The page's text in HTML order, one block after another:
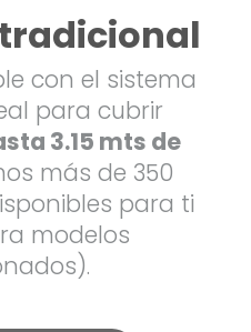
con el sistema
para cubrir
3.15 mts de
más de 350
para ti
modelos